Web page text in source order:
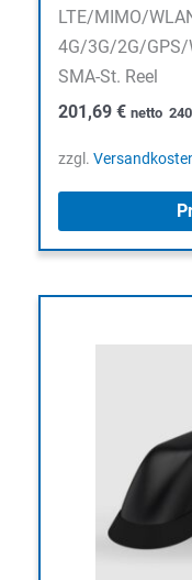
LTE/MIMO/
4G/3G/2G/GPS/
SMA-St. Reel
201,69 € netto
zzgl.